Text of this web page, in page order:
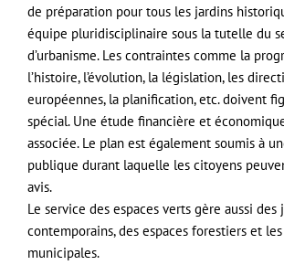
de préparation pour tous les jardins
équipe pluridisciplinaire sous la tutelle du
d’urbanisme. Les contraintes comme la
l’histoire, l’évolution, la législation, les
européennes, la planification, etc. doivent
spécial. Une étude financière et
associée. Le plan est également soumis à
publique durant laquelle les citoyens
avis.
Le service des espaces verts gère aussi des
contemporains, des espaces forestiers et
municipales.